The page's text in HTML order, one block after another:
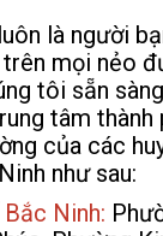
là người
mọi nẻo
tôi sẵn
tâm thành
của các
như sau:
Ninh: